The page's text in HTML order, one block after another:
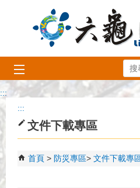
跳到主要內容區塊
:::
:::
文件下載專區
首頁 防災專區 文件下載專